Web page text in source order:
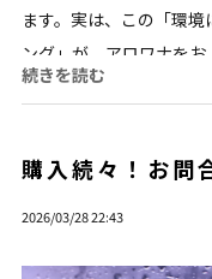
ます。実は、この「環
ング」が、アロワナをお...
続きを読む
購入続々！お問
2026/03/28 22:43